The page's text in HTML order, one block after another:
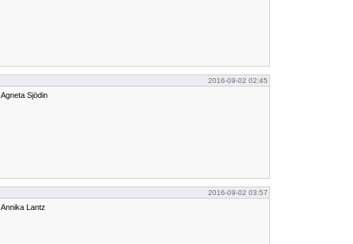
2016-09-02 02:45
Agneta Sjödin
2016-09-02 03:57
Annika Lantz